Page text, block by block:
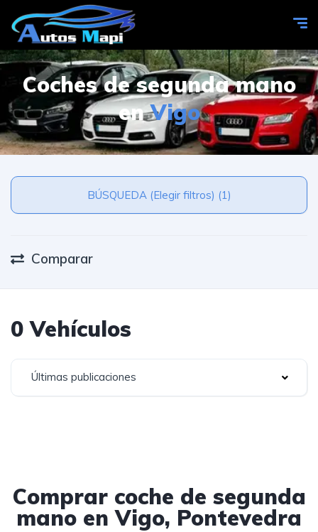
Coches de segunda mano
enVigo
BÚSQUEDA (Elegir filtros) (1)
Comparar
0 Vehículos
Últimas publicaciones
Comprar coche de segunda
mano en Vigo, Pontevedra